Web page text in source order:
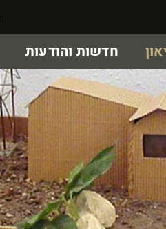
חדשות והודעות